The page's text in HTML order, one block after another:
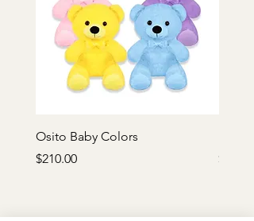
Osito Baby Colors
Precio
$210.00
Precio
$170.00